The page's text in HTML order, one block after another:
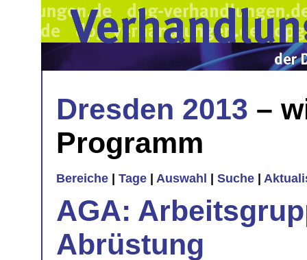
Dresden 2013 –
Programm
Bereiche Tage Auswahl Suche
AGA:
Abrüstung